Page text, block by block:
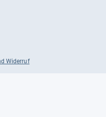
Widerruf